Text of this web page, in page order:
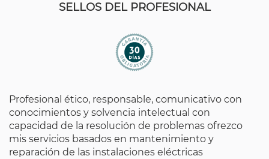
SELLOS DEL PROFESIONAL
Profesional ético, responsable, comunicativo con
conocimientos y solvencia intelectual con
capacidad de la resolución de problemas ofrezco
mis servicios basados en mantenimiento y
reparación de las instalaciones eléctricas